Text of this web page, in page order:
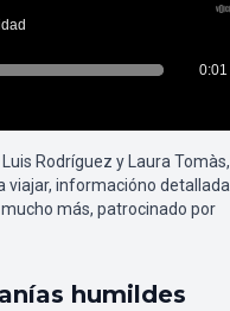
Rodríguez y Laura Tomàs,
viajar, informacióno detallada
más, patrocinado por
humildes